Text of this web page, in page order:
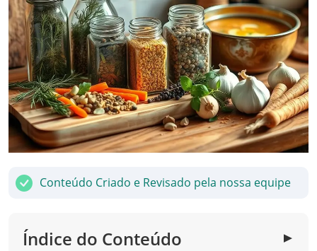
Conteúdo Criado e Revisado pela nossa equipe
Índice do Conteúdo ▼